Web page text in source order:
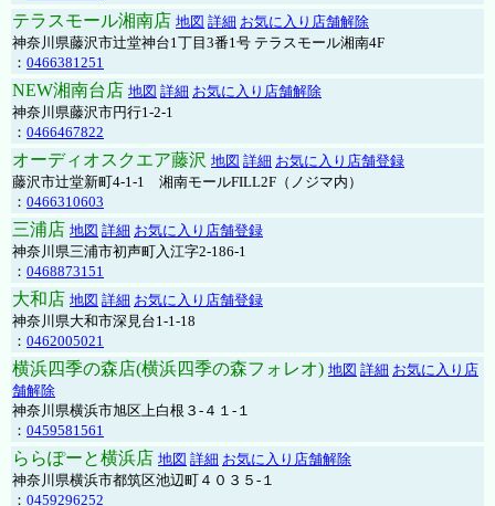
テラスモール湘南店 地図 詳細 お気に入り店舗解除
神奈川県藤沢市辻堂神台1丁目3番1号 テラスモール湘南4F
： 0466381251
NEW湘南台店 地図 詳細 お気に入り店舗解除
神奈川県藤沢市円行1-2-1
： 0466467822
オーディオスクエア藤沢 地図 詳細 お気に入り店舗登録
藤沢市辻堂新町4-1-1 湘南モールFILL2F（ノジマ内）
： 0466310603
三浦店 地図 詳細 お気に入り店舗登録
神奈川県三浦市初声町入江字2-186-1
： 0468873151
大和店 地図 詳細 お気に入り店舗登録
神奈川県大和市深見台1-1-18
： 0462005021
横浜四季の森店(横浜四季の森フォレオ) 地図 詳細 お気に入り店
舗解除
神奈川県横浜市旭区上白根３-４１-１
： 0459581561
ららぽーと横浜店 地図 詳細 お気に入り店舗解除
神奈川県横浜市都筑区池辺町４０３５-１
： 0459296252